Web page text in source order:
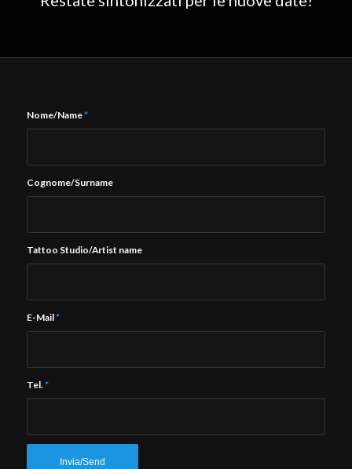
Nome/Name*
Cognome/Surname
Tattoo Studio/Artist name
E-Mail*
Tel.*